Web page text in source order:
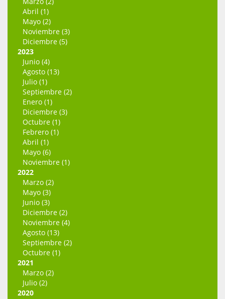
Abril (1)
Mayo (2)
Noviembre (3)
Diciembre (5)
2023
Junio (4)
Agosto (13)
Julio (1)
Septiembre (2)
Enero (1)
Diciembre (3)
Octubre (1)
Febrero (1)
Abril (1)
Mayo (6)
Noviembre (1)
2022
Marzo (2)
Mayo (3)
Junio (3)
Diciembre (2)
Noviembre (4)
Agosto (13)
Septiembre (2)
Octubre (1)
2021
Marzo (2)
Julio (2)
2020